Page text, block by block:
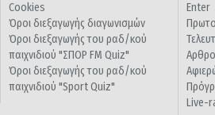
Cookies
Όροι διεξαγωγής διαγωνισμών
Όροι διεξαγωγής του ραδ/κού
παιχνιδιού "ΣΠΟΡ FM Quiz"
Όροι διεξαγωγής του ραδ/κού
παιχνιδιού "Sport Quiz"
Enter
Live-